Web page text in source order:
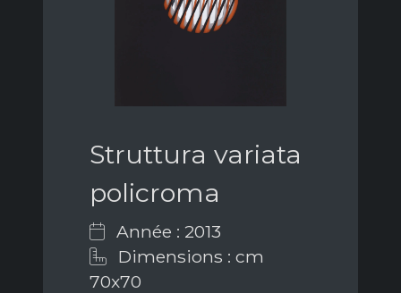
Struttura variata
policroma
Année : 2013
Dimensions : cm
70x70